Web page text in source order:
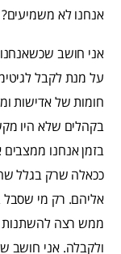
אנחנו לא משמיעים?
אני חושב
על מנת לקבל
חומות של אדישות
בקהלים שלא היו
בזמן אנחנו
ככאלה שרק בגלל
אליהם. רק מי
ממש רצה להשתנות
ולקבלה. אני חושב